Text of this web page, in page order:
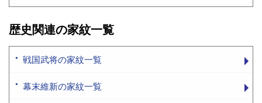
歴史関連の家紋一覧
戦国武将の家紋一覧
幕末維新の家紋一覧